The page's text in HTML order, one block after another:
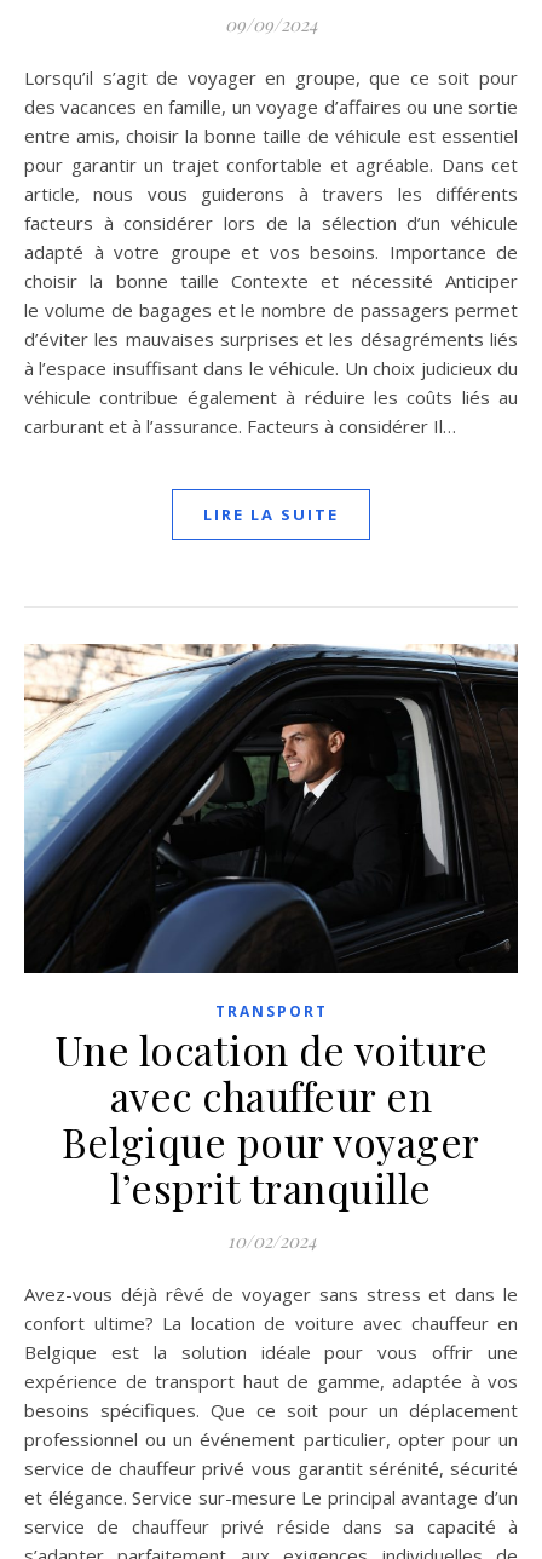
09/09/2024
Lorsqu’il s’agit de voyager en groupe, que ce soit pour
des vacances en famille, un voyage d’affaires ou une sortie
entre amis, choisir la bonne taille de véhicule est essentiel
pour garantir un trajet confortable et agréable. Dans cet
article, nous vous guiderons à travers les différents
facteurs à considérer lors de la sélection d’un véhicule
adapté à votre groupe et vos besoins. Importance de
choisir la bonne taille Contexte et nécessité Anticiper
le volume de bagages et le nombre de passagers permet
d’éviter les mauvaises surprises et les désagréments liés
à l’espace insuffisant dans le véhicule. Un choix judicieux du
véhicule contribue également à réduire les coûts liés au
carburant et à l’assurance. Facteurs à considérer Il…
LIRE LA SUITE
TRANSPORT
Une location de voiture
avec chauffeur en
Belgique pour voyager
l’esprit tranquille
10/02/2024
Avez-vous déjà rêvé de voyager sans stress et dans le
confort ultime? La location de voiture avec chauffeur en
Belgique est la solution idéale pour vous offrir une
expérience de transport haut de gamme, adaptée à vos
besoins spécifiques. Que ce soit pour un déplacement
professionnel ou un événement particulier, opter pour un
service de chauffeur privé vous garantit sérénité, sécurité
et élégance. Service sur-mesure Le principal avantage d’un
service de chauffeur privé réside dans sa capacité à